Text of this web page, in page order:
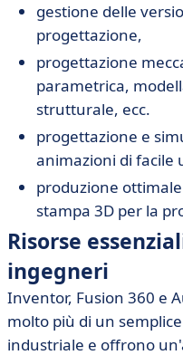
gestione delle
progettazione,
progettazione
parametrica,
strutturale, ecc.
progettazione e
animazioni di facile
produzione
stampa 3D per la
Risorse
ingegneri
Inventor, Fusion 360 e
molto più di un
industriale e offrono